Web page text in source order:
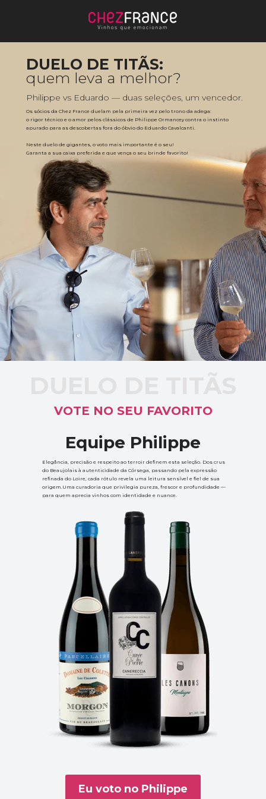
DUELO DE TITÃS:
quem leva a melhor?
Philippe vs Eduardo — duas seleções, um vencedor.
Os sócios da Chez France duelam pela primeira vez pelo trono da adega:
o rigor técnico e o amor pelos clássicos de Philippe Ormancey contra o instinto
apurado para as descobertas fora do óbvio do Eduardo Cavalcanti.
Neste duelo de gigantes, o voto mais importante é o seu!
Garanta a sua caixa preferida e que vença o seu brinde favorito!
VOTE NO SEU FAVORITO
Equipe Philippe
Elegância, precisão e respeito ao terroir definem esta seleção. Dos crus
do Beaujolais à autenticidade da Córsega, passando pela expressão
refinada do Loire, cada rótulo revela uma leitura sensível e fiel de sua
origem.Uma curadoria que privilegia pureza, frescor e profundidade —
para quem aprecia vinhos com identidade e nuance.
Eu voto no Philippe